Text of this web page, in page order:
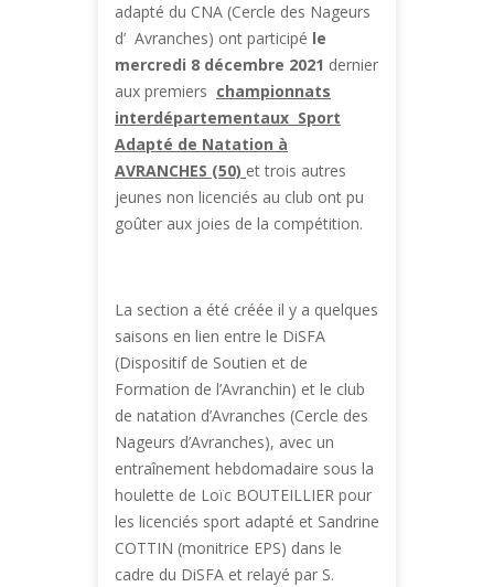
adapté du CNA (Cercle des Nageurs
d’ Avranches) ont participé le
mercredi 8 décembre 2021 dernier
aux premiers championnats
interdépartementaux Sport
Adapté de Natation à
AVRANCHES (50) et trois autres
jeunes non licenciés au club ont pu
goûter aux joies de la compétition.
La section a été créée il y a quelques
saisons en lien entre le DiSFA
(Dispositif de Soutien et de
Formation de l’Avranchin) et le club
de natation d’Avranches (Cercle des
Nageurs d’Avranches), avec un
entraînement hebdomadaire sous la
houlette de Loïc BOUTEILLIER pour
les licenciés sport adapté et Sandrine
COTTIN (monitrice EPS) dans le
cadre du DiSFA et relayé par S.